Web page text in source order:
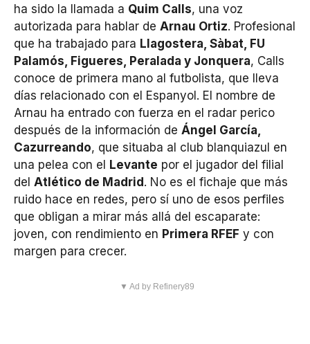
ha sido la llamada a Quim Calls, una voz
autorizada para hablar de Arnau Ortiz. Profesional
que ha trabajado para Llagostera, Sàbat, FU
Palamós, Figueres, Peralada y Jonquera, Calls
conoce de primera mano al futbolista, que lleva
días relacionado con el Espanyol. El nombre de
Arnau ha entrado con fuerza en el radar perico
después de la información de Ángel García,
Cazurreando, que situaba al club blanquiazul en
una pelea con el
Levante por el jugador del filial
del Atlético de Madrid . No es el fichaje que más
ruido hace en redes, pero sí uno de esos perfiles
que obligan a mirar más allá del escaparate:
joven, con rendimiento en Primera RFEF y con
margen para crecer.
▼ Ad by Refinery89